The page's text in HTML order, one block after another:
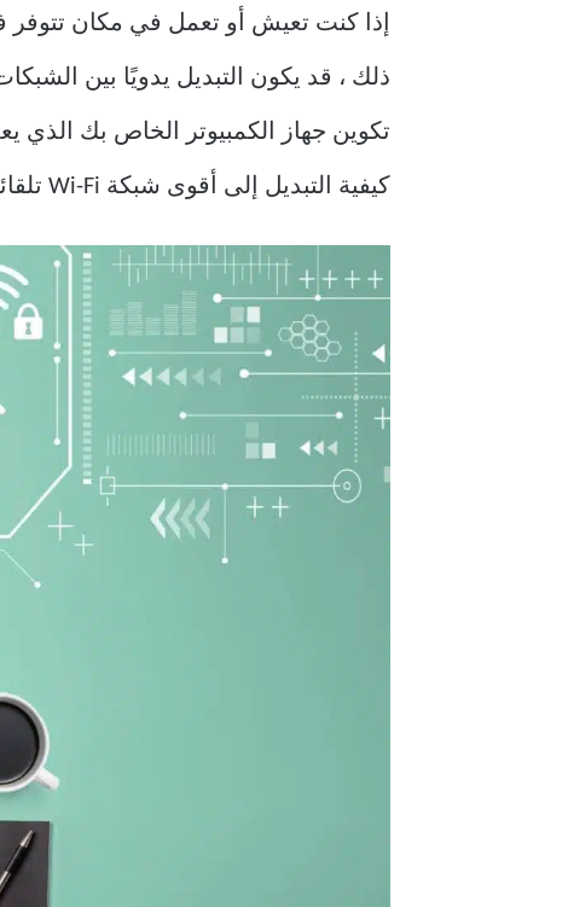
ذلك ، قد يكون التبديل يدويًا بين
كيفية التبديل إلى أقوى شبكة Wi-Fi تلقائيًا في Windows 10 و Windows 11.